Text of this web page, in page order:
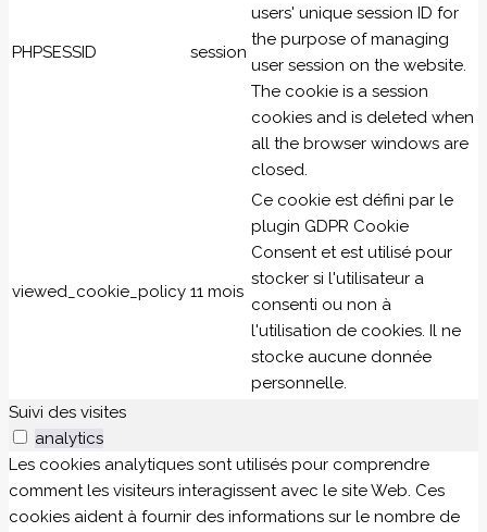
PHPSESSID session
users' unique session ID for
the purpose of managing
user session on the website.
The cookie is a session
cookies and is deleted when
all the browser windows are
closed.
viewed_cookie_policy 11 mois
Ce cookie est défini par le
plugin GDPR Cookie
Consent et est utilisé pour
stocker si l'utilisateur a
consenti ou non à
l'utilisation de cookies. Il ne
stocke aucune donnée
personnelle.
Suivi des visites
analytics
Les cookies analytiques sont utilisés pour comprendre
comment les visiteurs interagissent avec le site Web. Ces
cookies aident à fournir des informations sur le nombre de